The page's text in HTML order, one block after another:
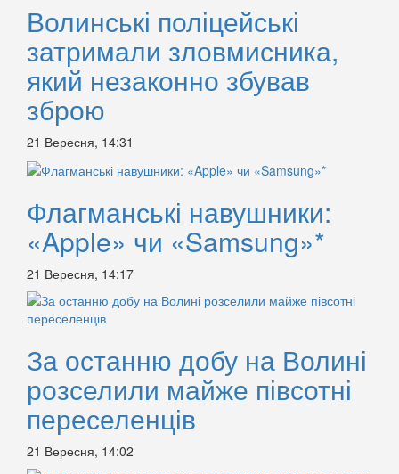
Волинські поліцейські
затримали зловмисника,
який незаконно збував
зброю
21 Вересня, 14:31
Флагманські навушники:
«Apple» чи «Samsung»*
21 Вересня, 14:17
За останню добу на Волині
розселили майже півсотні
переселенців
21 Вересня, 14:02